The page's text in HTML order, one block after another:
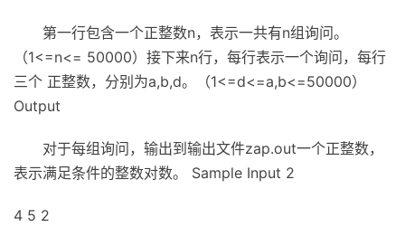
第一行包含一个正整数n，表示一共有n组询问。
（1<=n<= 50000）接下来n行，每行表示一个询问，每行
三个 正整数，分别为a,b,d。（1<=d<=a,b<=50000）
Output
对于每组询问，输出到输出文件zap.out一个正整数，
表示满足条件的整数对数。 Sample Input 2
4 5 2